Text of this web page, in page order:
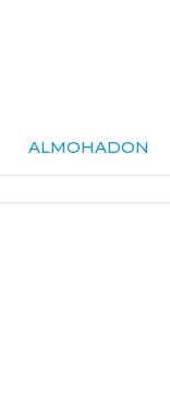
ALMOHADON